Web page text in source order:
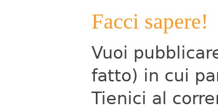
Facci sapere!
Vuoi
fatto) in cui
Tienici al